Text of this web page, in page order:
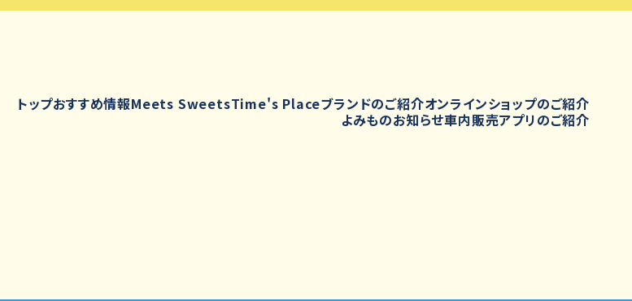
トップおすすめ情報Meets SweetsTime's Placeブランドのご紹介オンラインショップのご紹介
よみものお知らせ車内販売アプリのご紹介